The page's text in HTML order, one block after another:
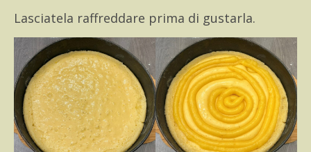
Lasciatela raffreddare prima di gustarla.